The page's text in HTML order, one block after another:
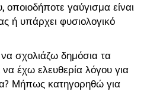
οποιοδήποτε γαύγισμα είναι
ή υπάρχει φυσιολογικό
σχολιάζω δημόσια τα
έχω ελευθερία λόγου για
Μήπως κατηγορηθώ για